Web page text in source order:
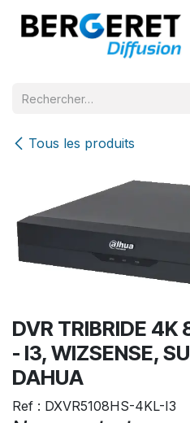
Se rendre au contenu
Tous les produits
DVR TRIBRIDE 4K
- I3, WIZSENSE,
DAHUA
Ref : DXVR5108HS-4KL-I3